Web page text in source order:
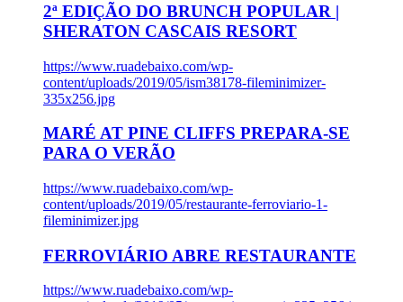
2ª EDIÇÃO DO BRUNCH POPULAR |
SHERATON CASCAIS RESORT
https://www.ruadebaixo.com/wp-
content/uploads/2019/05/ism38178-fileminimizer-
335x256.jpg
MARÉ AT PINE CLIFFS PREPARA-SE
PARA O VERÃO
https://www.ruadebaixo.com/wp-
content/uploads/2019/05/restaurante-ferroviario-1-
fileminimizer.jpg
FERROVIÁRIO ABRE RESTAURANTE
https://www.ruadebaixo.com/wp-